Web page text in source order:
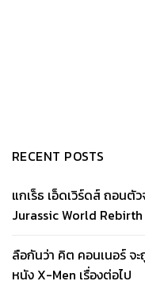
RECENT POSTS
แกเร็ธ เอ็ดเวิร์ดส์ ถอน
Jurassic World Rebirth
ลือกันว่า คิต คอนเนอร์ จ
หนัง X-Men เรื่องต่อไป